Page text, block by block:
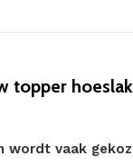
topper
vaak